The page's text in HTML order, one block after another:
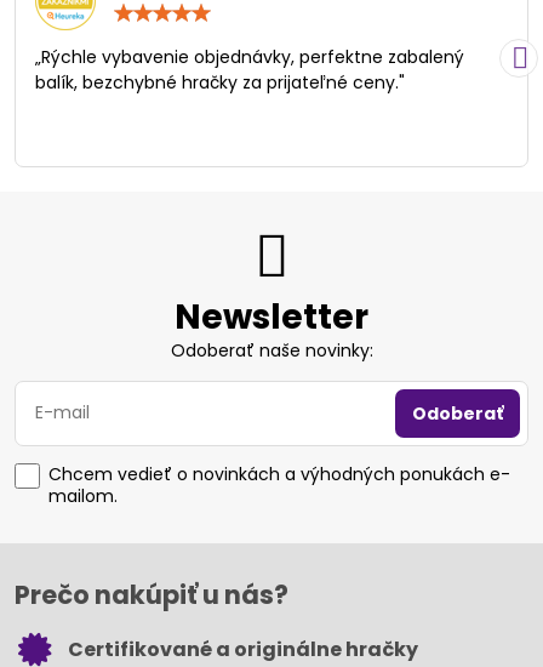
/
5
„Rýchle vybavenie objednávky, perfektne zabalený
balík, bezchybné hračky za prijateľné ceny."
Newsletter
Odoberať naše novinky:
Odoberať
Chcem vedieť o novinkách a výhodných ponukách e-
mailom.
Prečo nakúpiť u nás?
Certifikované a originálne hračky